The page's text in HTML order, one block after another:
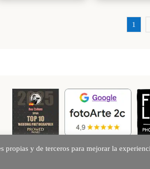
1
propias y de terceros para mejorar la